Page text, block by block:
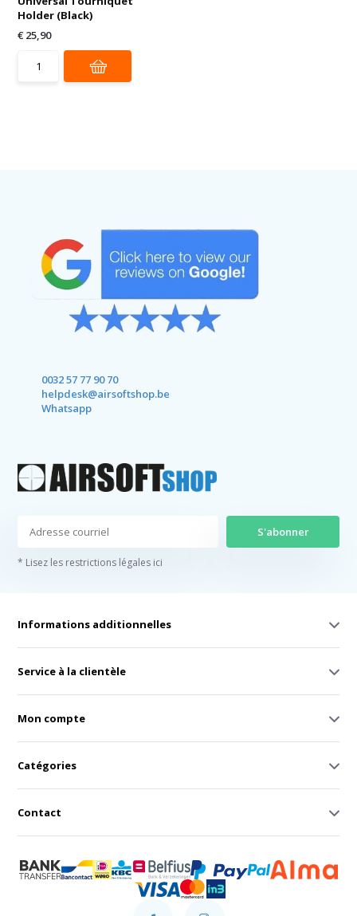
Holder (Black)
€ 25,90
0032 57 77 90 70
helpdesk@airsoftshop.be
Whatsapp
S'abonner
* Lisez les restrictions légales ici
Informations additionnelles
Service à la clientèle
Mon compte
Catégories
Contact